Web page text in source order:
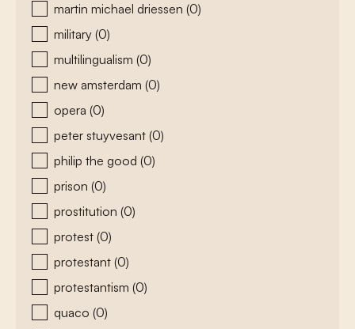
martin michael driessen (0)
military (0)
multilingualism (0)
new amsterdam (0)
opera (0)
peter stuyvesant (0)
philip the good (0)
prison (0)
prostitution (0)
protest (0)
protestant (0)
protestantism (0)
quaco (0)